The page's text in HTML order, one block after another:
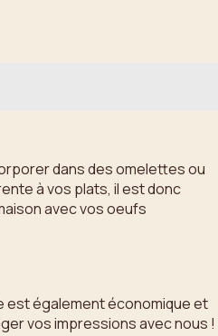
dans des omelettes ou
à vos plats, il est donc
avec vos oeufs
est également économique et
vos impressions avec nous !